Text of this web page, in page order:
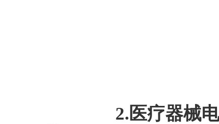
2.医疗器械电子